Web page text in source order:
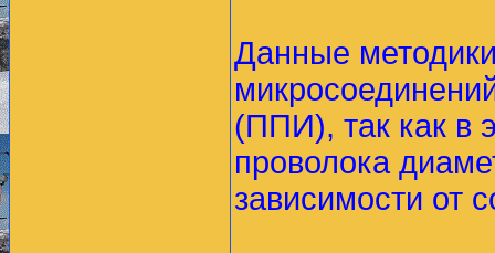
Данные
(ППИ), так как в
проволока
зависимости от